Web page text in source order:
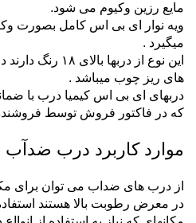
مایع رزین وکیوم می شود.
ویه نوار ای بی اس کامل بصورت
میگیرد .
های ریز چوب میباشد .
که در فاکتور فروش توسط
موارد کاربرد درب ضدآب ABS
از درب های ضداب می توان برای
در معرض رطوبت بالا هستند